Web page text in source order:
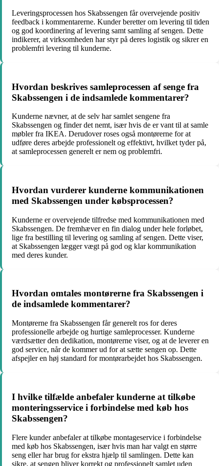
Leveringsprocessen hos Skabssengen får overvejende positiv
feedback i kommentarerne. Kunder beretter om levering til tiden
og god koordinering af levering samt samling af sengen. Dette
indikerer, at virksomheden har styr på deres logistik og sikrer en
problemfri levering til kunderne.
Hvordan beskrives samleprocessen af senge fra
Skabssengen i de indsamlede kommentarer?
Kunderne nævner, at de selv har samlet sengene fra
Skabssengen og finder det nemt, især hvis de er vant til at samle
møbler fra IKEA. Derudover roses også montørerne for at
udføre deres arbejde professionelt og effektivt, hvilket tyder på,
at samleprocessen generelt er nem og problemfri.
Hvordan vurderer kunderne kommunikationen
med Skabssengen under købsprocessen?
Kunderne er overvejende tilfredse med kommunikationen med
Skabssengen. De fremhæver en fin dialog under hele forløbet,
lige fra bestilling til levering og samling af sengen. Dette viser,
at Skabssengen lægger vægt på god og klar kommunikation
med deres kunder.
Hvordan omtales montørerne fra Skabssengen i
de indsamlede kommentarer?
Montørerne fra Skabssengen får generelt ros for deres
professionelle arbejde og hurtige samleprocesser. Kunderne
værdsætter den dedikation, montørerne viser, og at de leverer en
god service, når de kommer ud for at sætte sengen op. Dette
afspejler en høj standard for montørarbejdet hos Skabssengen.
I hvilke tilfælde anbefaler kunderne at tilkøbe
monteringsservice i forbindelse med køb hos
Skabssengen?
Flere kunder anbefaler at tilkøbe montageservice i forbindelse
med køb hos Skabssengen, især hvis man har valgt en større
seng eller har brug for ekstra hjælp til samlingen. Dette kan
sikre, at sengen bliver korrekt og professionelt samlet uden